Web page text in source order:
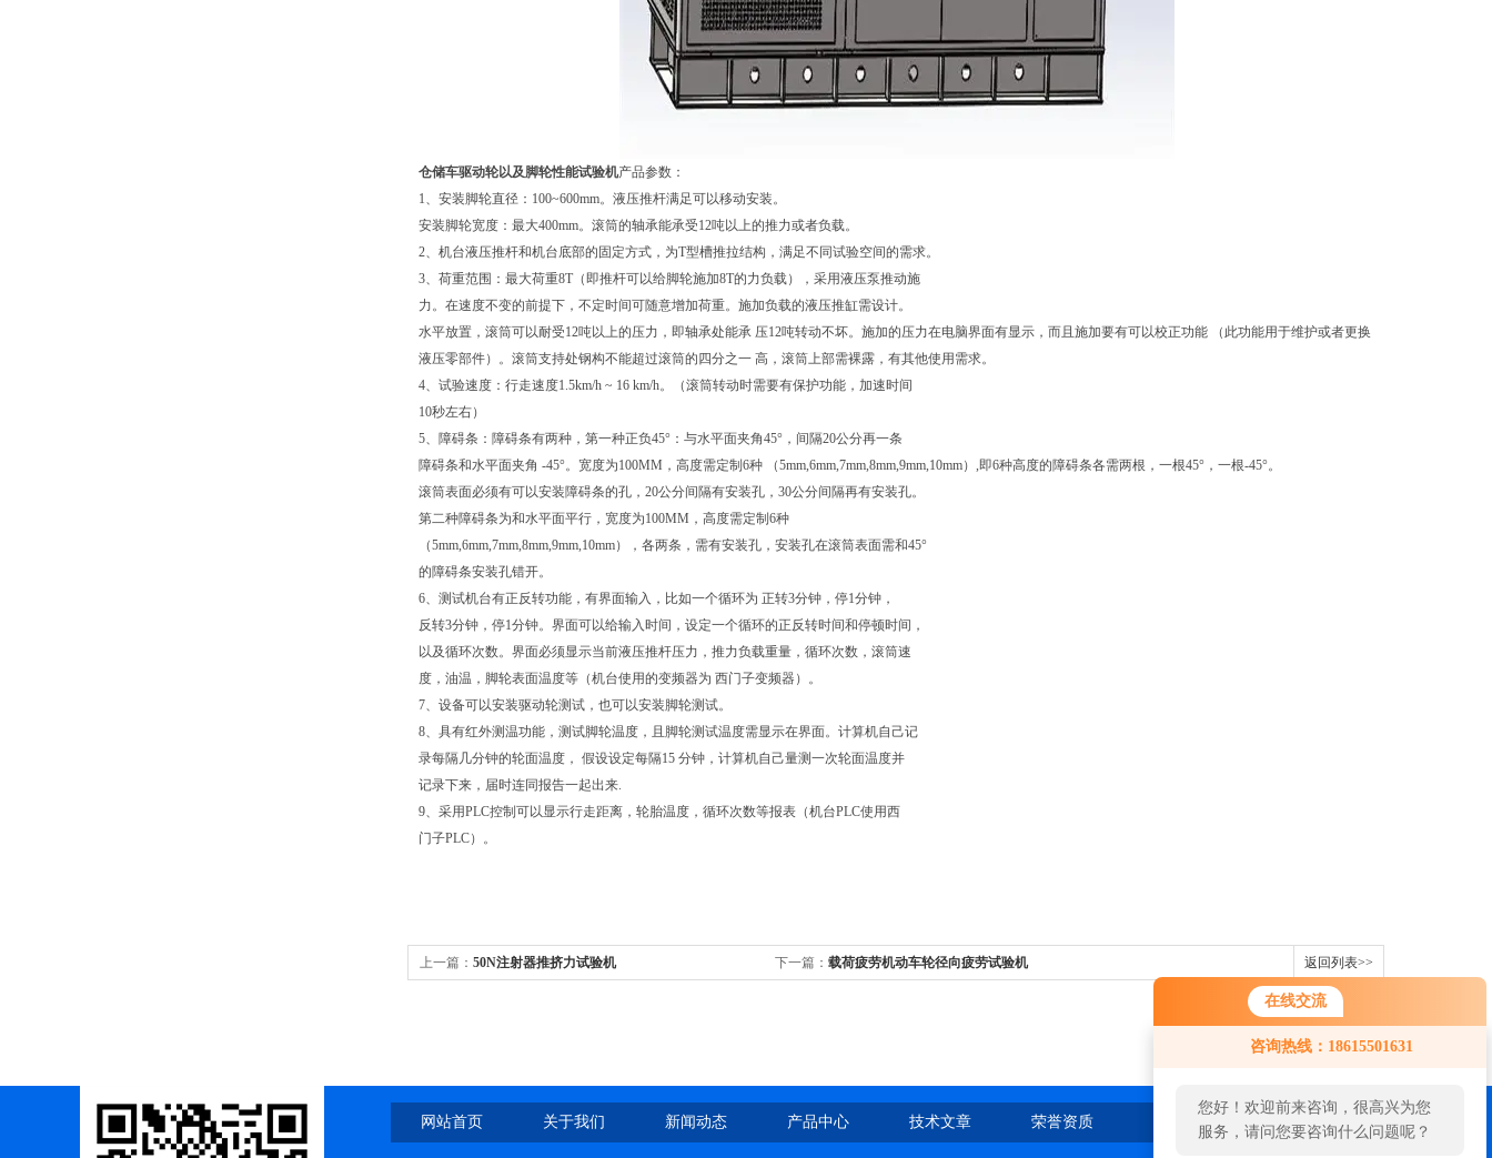
在线交流
咨询热线：18615501631
您好！欢迎前来咨询，很高兴为您
服务，请问您要咨询什么问题呢？
仓储车驱动轮以及脚轮性能试验机产品参数：
1、安装脚轮直径：100~600mm。液压推杆满足可以移动安装。
安装脚轮宽度：最大400mm。滚筒的轴承能承受12吨以上的推力或者负载。
2、机台液压推杆和机台底部的固定方式，为T型槽推拉结构，满足不同试验空间的需求。
3、荷重范围：最大荷重8T（即推杆可以给脚轮施加8T的力负载），采用液压泵推动施
力。在速度不变的前提下，不定时间可随意增加荷重。施加负载的液压推缸需设计。
水平放置，滚筒可以耐受12吨以上的压力，即轴承处能承 压12吨转动不坏。施加的压力在电脑界面有显示，而且施加要有可以校正功能 （此功能用于维护或者更换
液压零部件）。滚筒支持处钢构不能超过滚筒的四分之一 高，滚筒上部需裸露，有其他使用需求。
4、试验速度：行走速度1.5km/h ~ 16 km/h。（滚筒转动时需要有保护功能，加速时间
10秒左右）
5、障碍条：障碍条有两种，第一种正负45°：与水平面夹角45°，间隔20公分再一条
障碍条和水平面夹角 -45°。宽度为100MM，高度需定制6种 （5mm,6mm,7mm,8mm,9mm,10mm）,即6种高度的障碍条各需两根，一根45°，一根-45°。
滚筒表面必须有可以安装障碍条的孔，20公分间隔有安装孔，30公分间隔再有安装孔。
第二种障碍条为和水平面平行，宽度为100MM，高度需定制6种
（5mm,6mm,7mm,8mm,9mm,10mm），各两条，需有安装孔，安装孔在滚筒表面需和45°
的障碍条安装孔错开。
6、测试机台有正反转功能，有界面输入，比如一个循环为 正转3分钟，停1分钟，
反转3分钟，停1分钟。界面可以给输入时间，设定一个循环的正反转时间和停顿时间，
以及循环次数。界面必须显示当前液压推杆压力，推力负载重量，循环次数，滚筒速
度，油温，脚轮表面温度等（机台使用的变频器为 西门子变频器）。
7、设备可以安装驱动轮测试，也可以安装脚轮测试。
8、具有红外测温功能，测试脚轮温度，且脚轮测试温度需显示在界面。计算机自己记
录每隔几分钟的轮面温度， 假设设定每隔15 分钟，计算机自己量测一次轮面温度并
记录下来，届时连同报告一起出来.
9、采用PLC控制可以显示行走距离，轮胎温度，循环次数等报表（机台PLC使用西
门子PLC）。
上一篇： 50N注射器推挤力试验机 下一篇： 载荷疲劳机动车轮径向疲劳试验机 返回列表>>
网站首页 关于我们 新闻动态 产品中心 技术文章 荣誉资质 在线留言 联系我们